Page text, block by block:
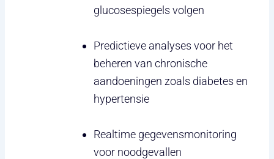
glucosespiegels volgen
Predictieve analyses voor het
beheren van chronische
aandoeningen zoals diabetes en
hypertensie
Realtime gegevensmonitoring
voor noodgevallen